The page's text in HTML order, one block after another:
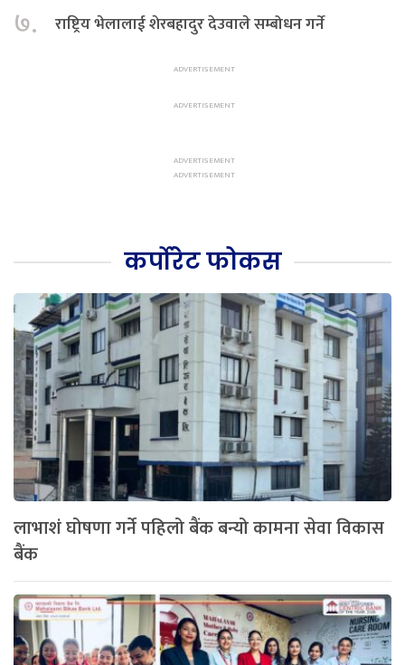
७. राष्ट्रिय भेलालाई शेरबहादुर देउवाले सम्बोधन गर्ने
कर्पोरेट फोकस
लाभाशं घोषणा गर्ने पहिलो बैंक बन्यो कामना सेवा विकास
बैंक